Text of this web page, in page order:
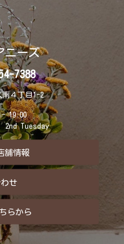
ニーズ
7388
南４丁目1-2
- 19:00
2nd Tuesday
舗情報
せ
らから